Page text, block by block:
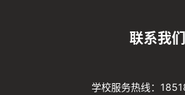
联系我们
学校服务热线：